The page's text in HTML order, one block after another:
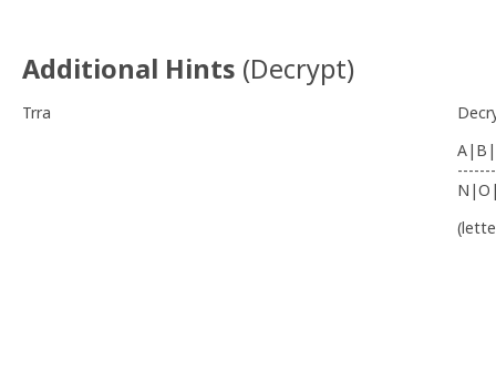
Additional Hints (Decrypt)
Trra